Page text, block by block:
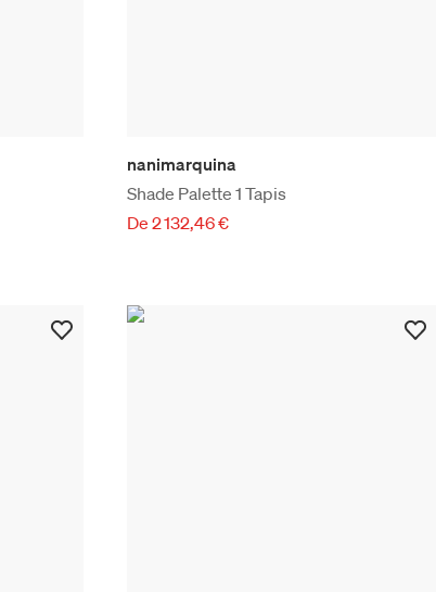
nanimarquina
Shade Palette 1 Tapis
De 2 132,46 €